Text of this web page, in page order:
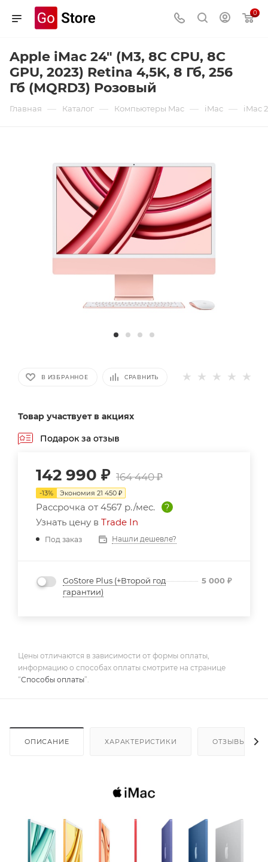
0
Apple iMac 24" (M3, 8C CPU, 8C
GPU, 2023) Retina 4,5K, 8 Гб, 256
Гб (MQRD3) Розовый
Главная — Каталог — Компьютеры Mac — iMac — iMac
В ИЗБРАННОЕ СРАВНИТЬ
Товар участвует в акциях
Подарок за отзыв
142 990 ₽ 164 440₽
-13% Экономия 21 450 ₽
Рассрочка от 4567 р./мес.
?
Узнать цену в Trade In
Под заказ Нашли дешевле?
GoStore Plus (+Второй год
гарантии)
5 000 ₽
Цены отличаются в зависимости от формы оплаты,
информацию о способах оплаты смотрите на странице
“Способы оплаты”.
ОПИСАНИЕ ХАРАКТЕРИСТИКИ ОТЗЫВЫ